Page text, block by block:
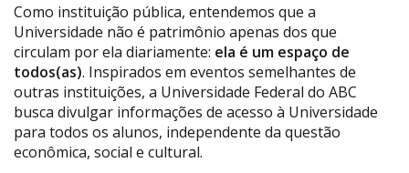
Como instituição pública, entendemos que a
Universidade não é patrimônio apenas dos que
circulam por ela diariamente: ela é um espaço de
todos(as). Inspirados em eventos semelhantes de
outras instituições, a Universidade Federal do ABC
busca divulgar informações de acesso à Universidade
para todos os alunos, independente da questão
econômica, social e cultural.